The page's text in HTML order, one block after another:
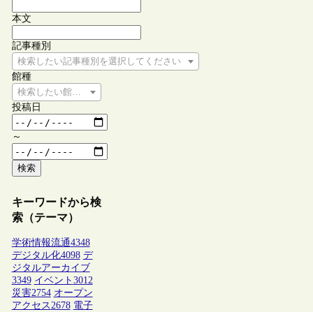
本文
記事種別
検索したい記事種別を選択してください
館種
検索したい館種を選択してください
投稿日
～
検索
キーワードから検
索（テーマ）
学術情報流通4348
デジタル化4098 デ
ジタルアーカイブ
3349 イベント 3012
災害2754 オープン
アクセス2678 電子